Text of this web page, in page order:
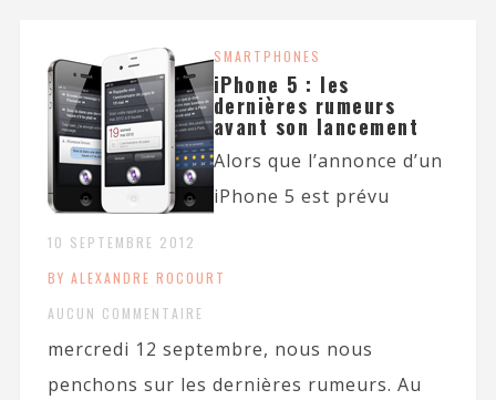
SMARTPHONES
iPhone 5 : les
dernières rumeurs
avant son lancement
10 SEPTEMBRE 2012
BY ALEXANDRE ROCOURT
AUCUN COMMENTAIRE
Alors que l’annonce d’un
iPhone 5 est prévu
mercredi 12 septembre, nous nous
penchons sur les dernières rumeurs. Au